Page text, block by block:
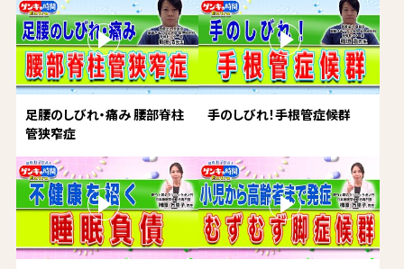
足腰のしびれ・痛み 腰部脊柱
管狭窄症
手のしびれ！手根管症候群